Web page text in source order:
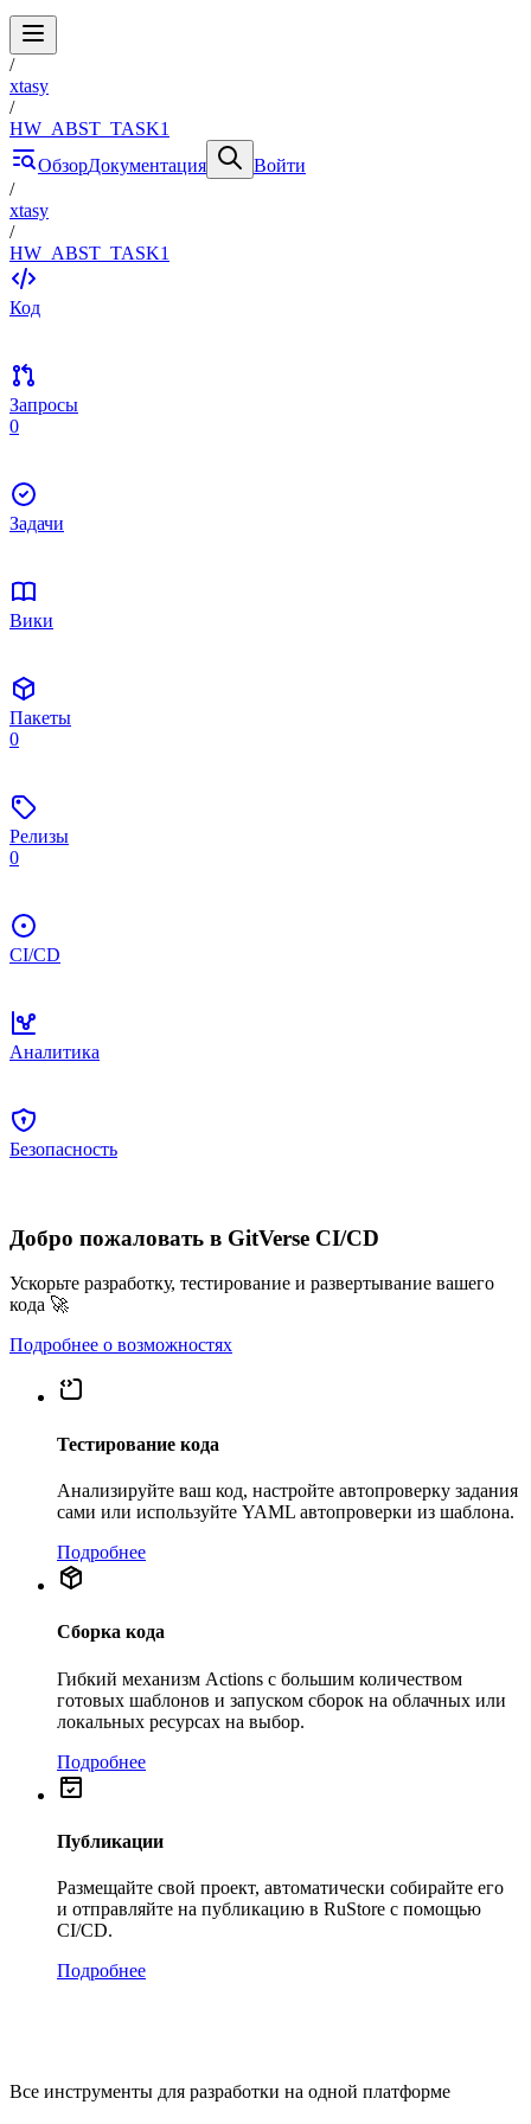
/
xtasy
/
HW_ABST_TASK1
ОбзорДокументация
Войти
/
xtasy
/
HW_ABST_TASK1
Код
Запросы
0
Задачи
Вики
Пакеты
0
Релизы
0
CI/CD
Аналитика
Безопасность
Добро пожаловать в GitVerse CI/CD
Ускорьте разработку, тестирование и развертывание вашего
кода 🚀
Подробнее о возможностях
Тестирование кода
Анализируйте ваш код, настройте автопроверку задания
сами или используйте YAML автопроверки из шаблона.
Подробнее
Сборка кода
Гибкий механизм Actions с большим количеством
готовых шаблонов и запуском сборок на облачных или
локальных ресурсах на выбор.
Подробнее
Публикации
Размещайте свой проект, автоматически собирайте его
и отправляйте на публикацию в RuStore с помощью
CI/CD.
Подробнее
Все инструменты для разработки на одной платформе